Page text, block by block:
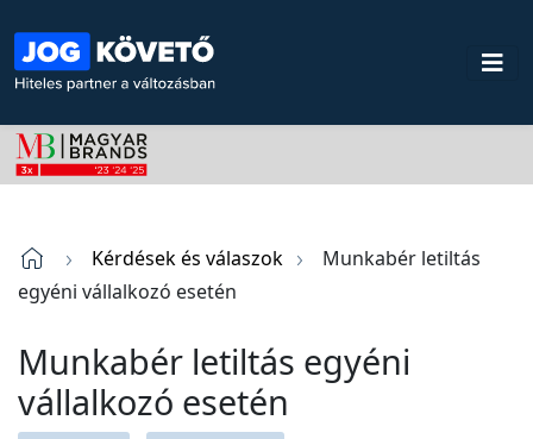
Kérdések és válaszok
Munkabér letiltás
egyéni vállalkozó esetén
Munkabér letiltás egyéni
vállalkozó esetén